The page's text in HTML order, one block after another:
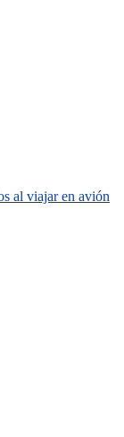
al viajar en avión